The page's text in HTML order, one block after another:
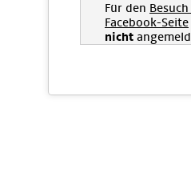
Für den
Facebook-Seite
nicht